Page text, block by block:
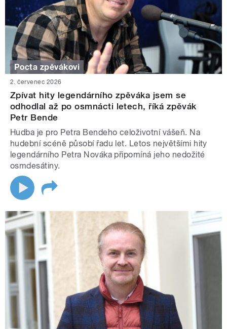
Pocta zpěvákovi
2. červenec 2026
Zpívat hity legendárního zpěváka jsem se
odhodlal až po osmnácti letech, říká zpěvák
Petr Bende
Hudba je pro Petra Bendeho celoživotní vášeň. Na
hudební scéně působí řadu let. Letos největšími hity
legendárního Petra Nováka připomíná jeho nedožité
osmdesátiny.